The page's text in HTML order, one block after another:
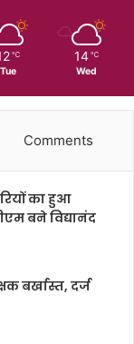
℃
Tue
14 ℃
Wed
Comments
का हुआ
बने विद्यानंद
बर्खास्त, दर्ज